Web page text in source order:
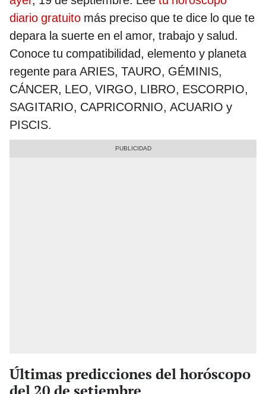
diario gratuito más preciso que te dice lo que te
depara la suerte en el amor, trabajo y salud.
Conoce tu compatibilidad, elemento y planeta
regente para ARIES, TAURO, GÉMINIS,
CÁNCER, LEO, VIRGO, LIBRO, ESCORPIO,
SAGITARIO, CAPRICORNIO, ACUARIO y
PISCIS.
Últimas predicciones del horóscopo